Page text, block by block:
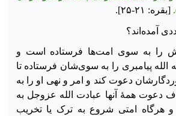
[بقره: ۲۱-۲۵].
آمده‌اند؟
را به سوی امت‌ها فرستاده است و
الله پیامبری را به سوی‌شان فرستاده تا
دعوت کند و امر و نهی او را به
دعوت همهٔ آنها عبادت الله عزوجل به
و هرگاه امتی شروع به ترک یا تخریب